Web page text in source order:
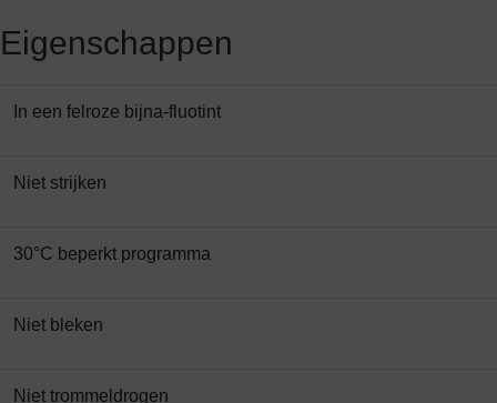
Eigenschappen
In een felroze bijna-fluotint
Niet strijken
30°C beperkt programma
Niet bleken
Niet trommeldrogen